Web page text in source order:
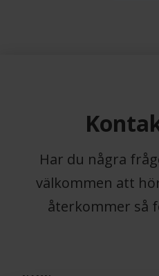
Har du några
välkommen att
återkommer så